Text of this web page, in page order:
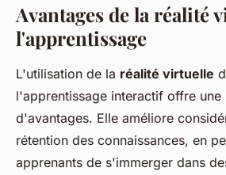
Avantages de la réalité
l'apprentissage
L'utilisation de la réalité virtuelle
l'apprentissage interactif offre une
d'avantages. Elle améliore
rétention des connaissances, en
apprenants de s'immerger dans